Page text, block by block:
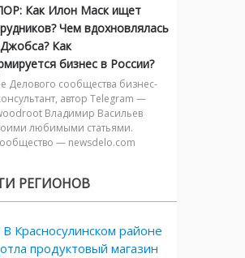
Как Илон Маск ищет
Чем вдохновлялась
Как
бизнес в России?
Делового сообщества бизнес-
автор Telegram —
Владимир Васильев
любимыми статьями.
— newsdelo.com
РЕГИОНОВ
В Красносулинском районе
продуктовый магазин